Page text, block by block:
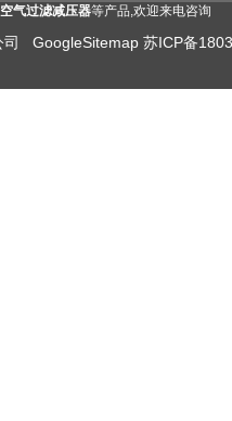
气过滤减压器等产品,欢迎来电咨询
GoogleSitemap 苏ICP备